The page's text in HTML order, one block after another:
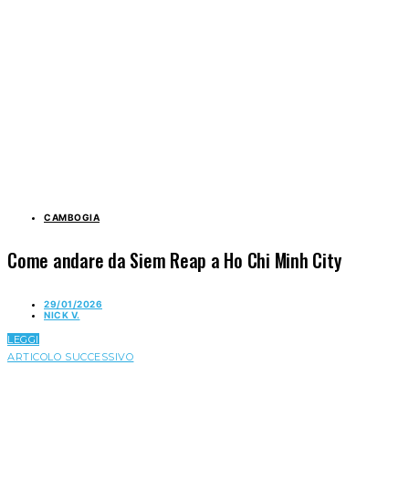
CAMBOGIA
Come andare da Siem Reap a Ho Chi Minh City
29/01/2026
NICK V.
LEGGI
ARTICOLO SUCCESSIVO